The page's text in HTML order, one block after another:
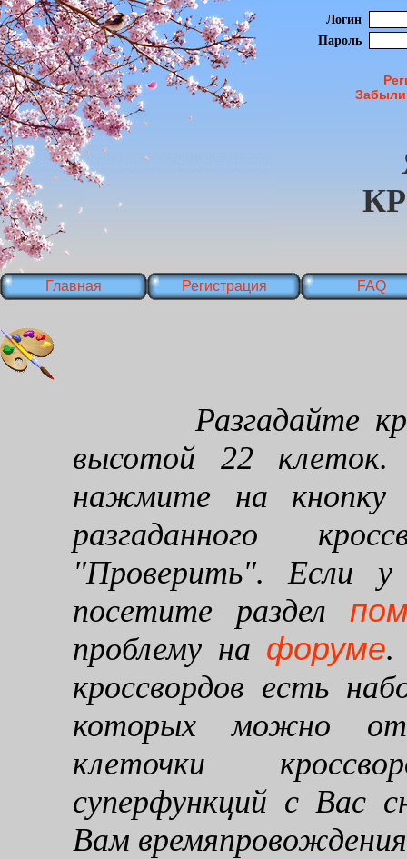
Логин
Пароль
Главная Регистрация FAQ
Разгадайте
высотой 22 клеток.
нажмите на кнопку
разгаданного
"Проверить". Если
посетите раздел
проблему на форуме.
кроссвордов есть
которых можно
клеточки
суперфункций с Вас
Вам